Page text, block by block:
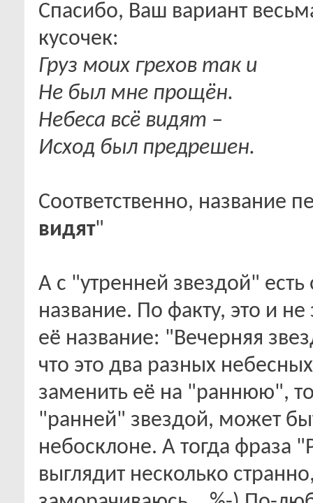
Спасибо, Ваш вариант
кусочек:
Груз моих грехов так и
Не был мне прощён.
Небеса всё видят –
Исход был предрешен.
Соответственно, название
видят"
А с "утренней звездой"
название. По факту, это и
её название: "Вечерняя
что это два разных
заменить её на "раннюю",
"ранней" звездой, может
небосклоне. А тогда фраза
выглядит несколько